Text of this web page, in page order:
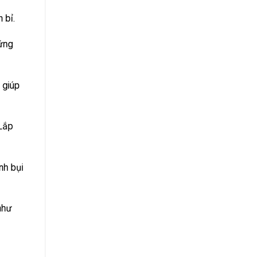
bỉ.
bụi